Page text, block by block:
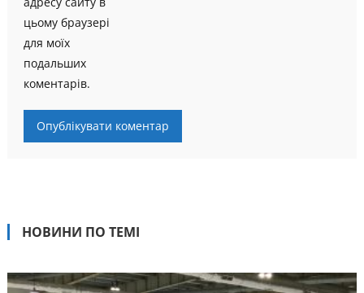
цьому браузері
для моїх
подальших
коментарів.
НОВИНИ ПО ТЕМІ